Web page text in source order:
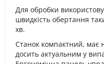
Для обробки
швидкість обертання
хв.
Станок компактний, має
досить актуальним у